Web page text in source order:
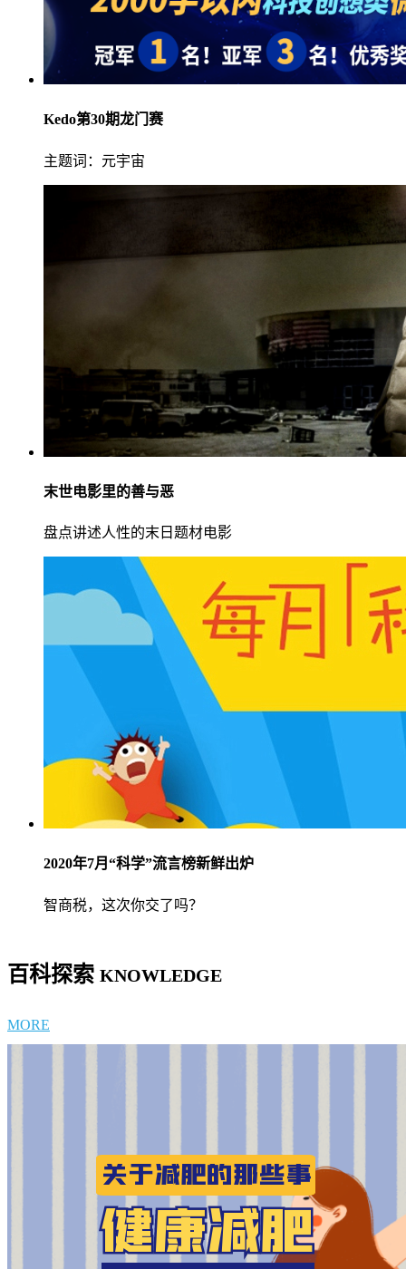
Kedo第30期龙门赛
主题词：元宇宙
末世电影里的善与恶
盘点讲述人性的末日题材电影
2020年7月“科学”流言榜新鲜出炉
智商税，这次你交了吗？
百科探索 KNOWLEDGE
MORE